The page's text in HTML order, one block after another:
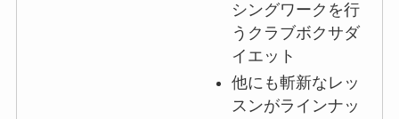
シングワークを行
うクラブボクサダ
イエット
他にも斬新なレッ
スンがラインナッ